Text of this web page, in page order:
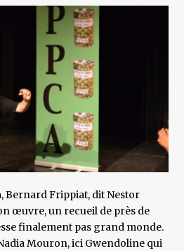
Bernard Frippiat, dit Nestor
œuvre, un recueil de près de
finalement pas grand monde.
Mouron, ici Gwendoline qui